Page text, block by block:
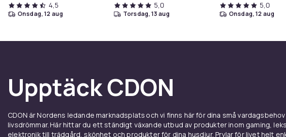
4,5
onsdag, 12 aug
5,0
torsdag, 13 aug
5,0
onsdag, 12 aug
Upptäck CDON
CDON är Nordens ledande marknadsplats och vi finns här för dina små
livsdrömmar. Här hittar du ett ständigt växande utbud av produkter inom gaming,
elektronik till trädgård, skönhet och produkter för dina husdjur. Prylar för livet helt